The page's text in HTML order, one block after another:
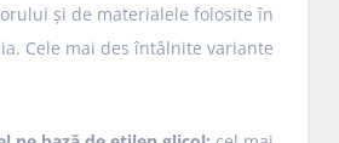
și de materialele folosite în
Cele mai des întâlnite variante